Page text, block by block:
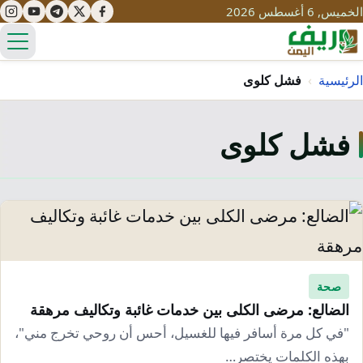
الخميس, 6 أغسطس 2026
تعليم
مياه
قصص نجاح
مبادرات
سياحة
تراث
ثقافة
التغير المناخي
محميات
التلوث
تحديات
حلول
نساء
الرئيسية › فشل كلوى
فشل كلوى
صحة
الضالع: مرضى الكلى بين خدمات غائبة وتكاليف مرهقة
"في كل مرة أسافر فيها للغسيل، أحس أن روحي تخرج مني"،
بهذه الكلمات يختصر…